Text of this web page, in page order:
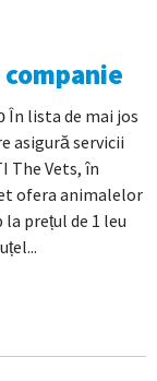
În lista de mai jos
asigură servicii
The Vets, în
ofera animalelor
prețul de 1 leu